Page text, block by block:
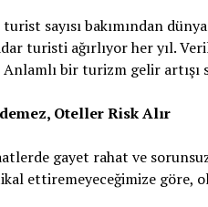
sayısı bakımından
turisti ağırlıyor her yıl.
bir turizm gelir artışı
Oteller Risk Alır
gayet rahat ve
ettiremeyeceğimize göre,